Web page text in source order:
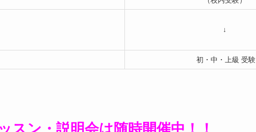
↓
初・中・上級 受験
スン・説明会は随時開催中！！